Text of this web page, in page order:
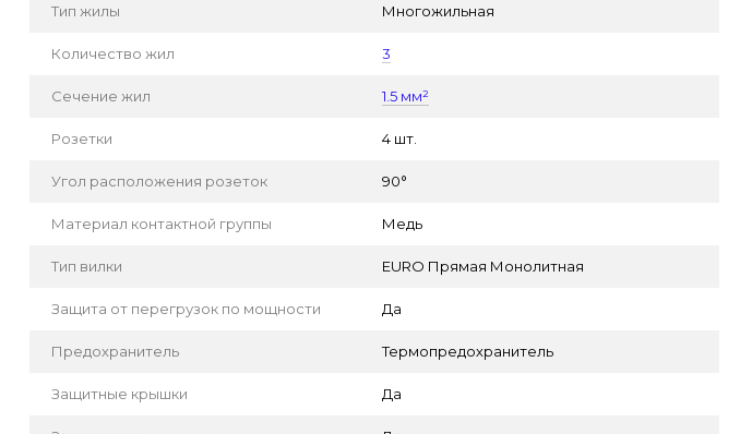
Тип жилы Многожильная
Количество жил 3
Сечение жил 1.5 мм²
Розетки 4 шт.
Угол расположения розеток 90°
Материал контактной группы Медь
Тип вилки EURO Прямая Монолитная
Защита от перегрузок по мощности Да
Предохранитель Термопредохранитель
Защитные крышки Да